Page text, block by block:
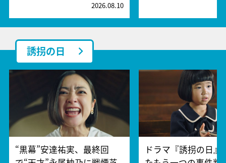
2026.08.10
誘拐の日
“黒幕”安達祐実、最終回
ドラマ『誘拐の日』